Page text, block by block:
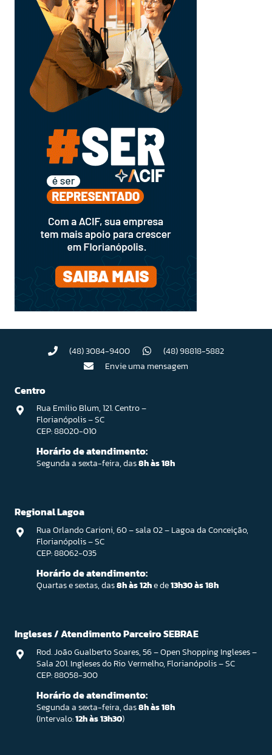
(48) 3084-9400
(48) 98818-5882
Envie uma mensagem
Centro
Rua Emilio Blum, 121. Centro –
Florianópolis – SC
CEP: 88020-010
Horário de atendimento:
Segunda a sexta-feira, das8h às 18h
Regional Lagoa
Rua Orlando Carioni, 60 – sala 02 – Lagoa da Conceição,
Florianópolis – SC
CEP: 88062-035
Horário de atendimento:
Quartas e sextas, das8h às 12he de13h30 às 18h
Ingleses / Atendimento Parceiro SEBRAE
Rod. João Gualberto Soares, 56 – Open Shopping Ingleses –
Sala 201. Ingleses do Rio Vermelho, Florianópolis – SC
CEP: 88058-300
Horário de atendimento:
Segunda a sexta-feira, das8h às 18h
(Intervalo:12h às 13h30)